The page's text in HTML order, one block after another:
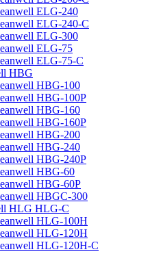
ELG-240
ELG-240-C
ELG-300
ELG-75
ELG-75-C
HBG
HBG-100
HBG-100P
HBG-160
HBG-160P
HBG-200
HBG-240
HBG-240P
HBG-60
HBG-60P
HBGC-300
HLG HLG-C
HLG-100H
HLG-120H
HLG-120H-C